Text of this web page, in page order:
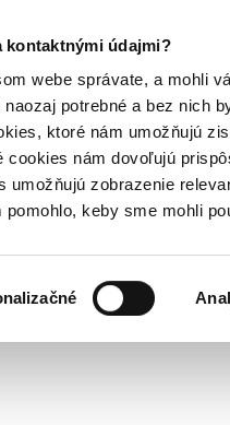
kontaktnými údajmi?
webe správate, a mohli
potrebné a bez nich
ktoré nám umožňujú
nám dovoľujú
umožňujú zobrazenie
keby sme mohli